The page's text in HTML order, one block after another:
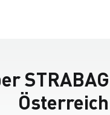
Österreich